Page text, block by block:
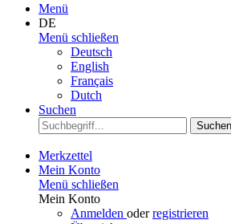
Menü
DE
Menü schließen
Deutsch
English
Français
Dutch
Suchen
Suchen
Merkzettel
Mein Konto
Menü schließen
Mein Konto
Anmelden oderregistrieren